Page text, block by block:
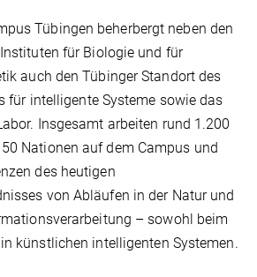
Tübingen beherbergt neben den
für Biologie und für
auch den Tübinger Standort des
für intelligente Systeme sowie das
Insgesamt arbeiten rund 1.200
Nationen auf dem Campus und
des heutigen
von Abläufen in der Natur und
– sowohl beim
künstlichen intelligenten Systemen.